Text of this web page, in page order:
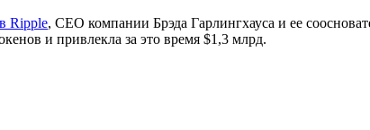
Ripple, CEO компании Брэда Гарлингхауса и ее
и привлекла за это время $1,3 млрд.